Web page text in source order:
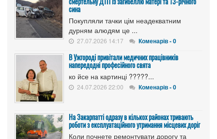
сина
Покупляли тачки цім неадекватним
дурням алюдям це ...
27.07.2026 14:17 Коменарів - 0
В Ужгороді привітали медичних працівників
напередодні професійного свята
ко йсе на картинці ?????...
24.07.2026 22:00 Коменарів - 0
На Закарпатті одразу в кількох районах тривають
роботи з експлуатаційного утримання місцевих доріг
Коли почнете ремонтувати дорогу та